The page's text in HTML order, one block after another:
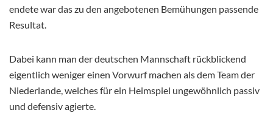
endete war das zu den angebotenen Bemühungen passende
Resultat.
Dabei kann man der deutschen Mannschaft rückblickend
eigentlich weniger einen Vorwurf machen als dem Team der
Niederlande, welches für ein Heimspiel ungewöhnlich passiv
und defensiv agierte.